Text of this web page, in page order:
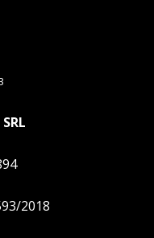
2018